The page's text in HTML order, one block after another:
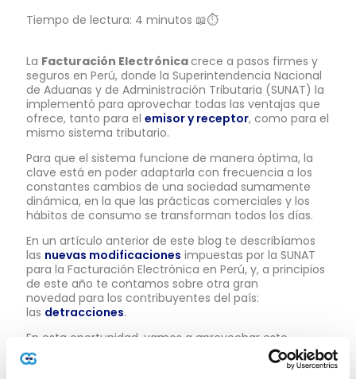
Tiempo de lectura: 4 minutos 📖⏱️
La Facturación Electrónicacrece a pasos firmes y
seguros en Perú, donde la Superintendencia Nacional
de Aduanas y de Administración Tributaria (SUNAT) la
implementó para aprovechar todas las ventajas que
ofrece, tanto para el emisor y receptor, como para el
mismo sistema tributario.
Para que el sistema funcione de manera óptima, la
clave está en poder adaptarla con frecuencia a los
constantes cambios de una sociedad sumamente
dinámica, en la que las prácticas comerciales y los
hábitos de consumo se transforman todos los días.
En un artículo anterior de este blog te describíamos
las nuevas modificaciones impuestas por la SUNAT
para la Facturación Electrónica en Perú, y, a principios
de este año te contamos sobre otra gran
novedad para los contribuyentes del país:
las detracciones.
En esta oportunidad, vamos a aprovechar este
artículo contarte sobre un instrumento esencial para
poder operar en el portal Sunat Operaciones en